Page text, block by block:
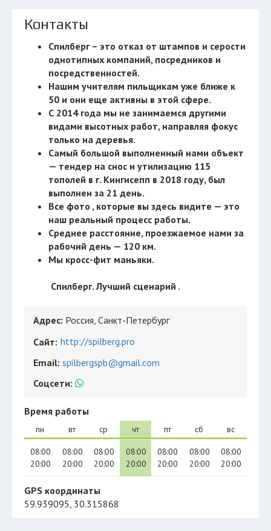
Контакты
Спилберг – это отказ от штампов и серости
однотипных компаний, посредников и
посредственностей.
Нашим учителям пильщикам уже ближе к
50 и они еще активны в этой сфере.
С 2014 года мы не занимаемся другими
видами высотных работ, направляя фокус
только на деревья.
Самый большой выполненный нами объект
— тендер на снос и утилизацию 115
тополей в г. Кингисепп в 2018 году, был
выполнен за 21 день.
Все фото , которые вы здесь видите — это
наш реальный процесс работы.
Среднее расстояние, проезжаемое нами за
рабочий день — 120 км.
Мы кросс-фит маньяки.
Спилберг. Лучший сценарий .
Адрес: Россия, Санкт-Петербург
Сайт: http://spilberg.pro
Email: spilbergspb@gmail.com
Соцсети:
Время работы
пн
08:00
20:00
вт
08:00
20:00
ср
08:00
20:00
чт
08:00
20:00
пт
08:00
20:00
сб
08:00
20:00
вс
08:00
20:00
GPS координаты
59.939095, 30.315868